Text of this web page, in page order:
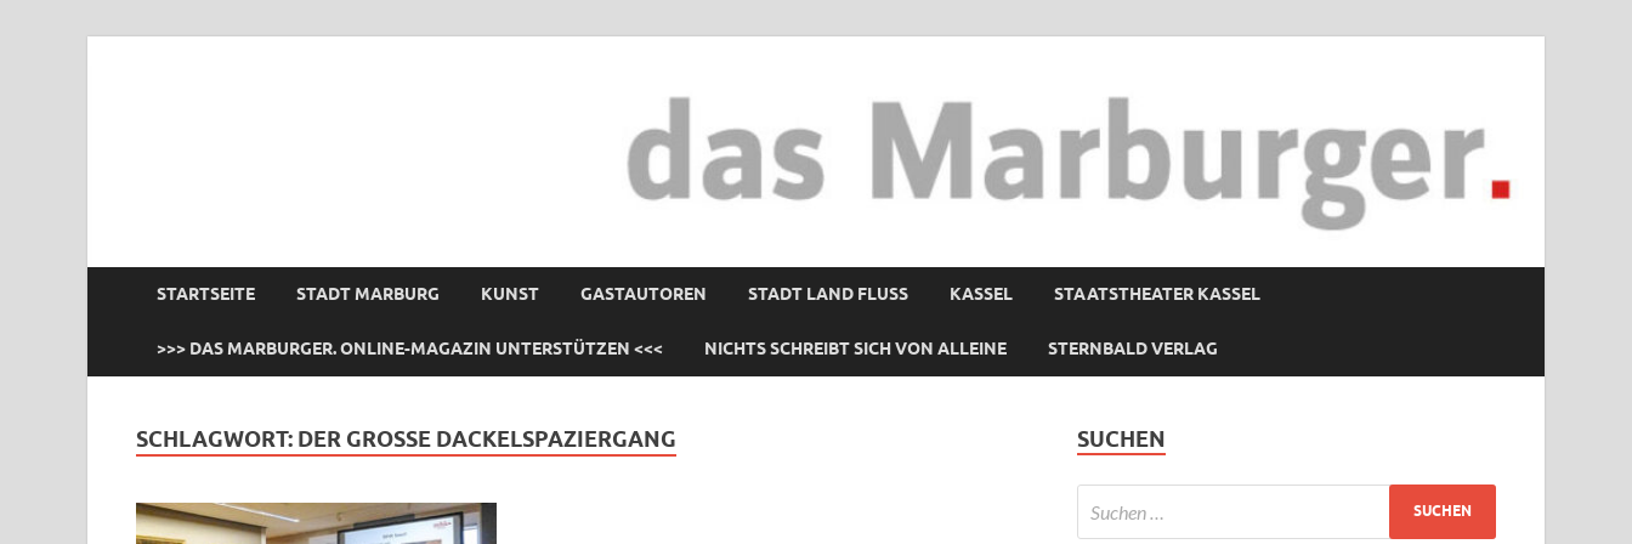
STARTSEITE STADT MARBURG KUNST GASTAUTOREN STADT LAND FLUSS KASSEL STAATSTHEATER KASSEL
>>> DAS MARBURGER. ONLINE-MAGAZIN UNTERSTÜTZEN <<< NICHTS SCHREIBT SICH VON ALLEINE STERNBALD VERLAG
SCHLAGWORT: DER GROSSE DACKELSPAZIERGANG SUCHEN